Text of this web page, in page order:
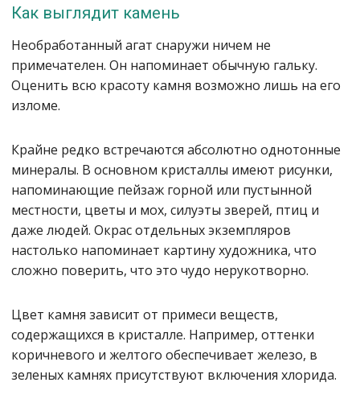
Как выглядит камень
Необработанный агат снаружи ничем не
примечателен. Он напоминает обычную гальку.
Оценить всю красоту камня возможно лишь на его
изломе.
Крайне редко встречаются абсолютно однотонные
минералы. В основном кристаллы имеют рисунки,
напоминающие пейзаж горной или пустынной
местности, цветы и мох, силуэты зверей, птиц и
даже людей. Окрас отдельных экземпляров
настолько напоминает картину художника, что
сложно поверить, что это чудо нерукотворно.
Цвет камня зависит от примеси веществ,
содержащихся в кристалле. Например, оттенки
коричневого и желтого обеспечивает железо, в
зеленых камнях присутствуют включения хлорида.